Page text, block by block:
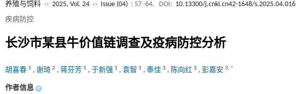
养殖与饲料 ›› 2025, Vol. 24 ›› Issue (04) : 57 -64. DOI: 10.13300/j.cnki.cn42-1648/s.2025.04.016
疾病防控
长沙市某县牛价值链调查及疫病防控分析
胡喜春 1 , 谢琦 2 , 蒋芬芳 1 , 于新强 1 , 袁智 1 , 奉佳 3 , 陈向红 3 , 彭嘉安 3, *
作者信息 +